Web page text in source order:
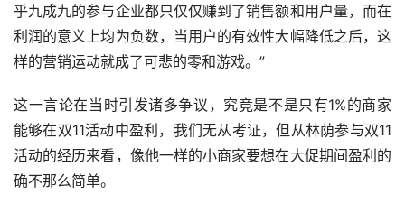
乎九成九的参与企业都只仅仅赚到了销售额和用户量，而在
利润的意义上均为负数，当用户的有效性大幅降低之后，这
样的营销运动就成了可悲的零和游戏。”
这一言论在当时引发诸多争议，究竟是不是只有1%的商家
能够在双11活动中盈利，我们无从考证，但从林荫参与双11
活动的经历来看，像他一样的小商家要想在大促期间盈利的
确不那么简单。